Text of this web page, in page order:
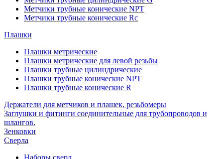
Метчики трубные конические NPT
Метчики трубные конические Rc
Плашки
Плашки метрические
Плашки метрические для левой резьбы
Плашки трубные цилиндрические
Плашки трубные конические NPT
Плашки трубные конические R
Держатели для метчиков и плашек, резьбомеры
Заглушки и фитинги соединительные для трубопроводов и
шлангов.
Зенковки
Сверла